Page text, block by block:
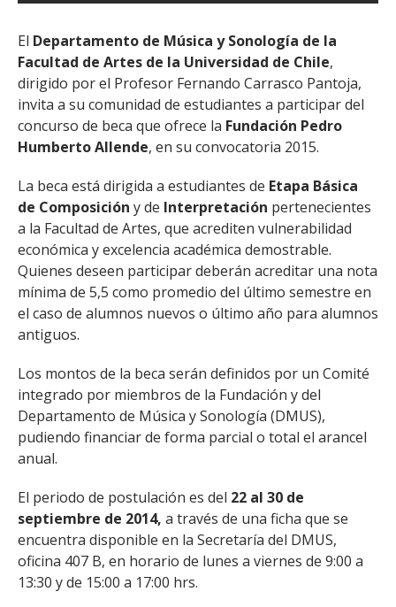
El Departamento de Música y Sonología de la
Facultad de Artes de la Universidad de Chile,
dirigido por el Profesor Fernando Carrasco Pantoja,
invita a su comunidad de estudiantes a participar del
concurso de beca que ofrece la Fundación Pedro
Humberto Allende, en su convocatoria 2015.
La beca está dirigida a estudiantes de Etapa Básica
de Composición y de Interpretación pertenecientes
a la Facultad de Artes, que acrediten vulnerabilidad
económica y excelencia académica demostrable.
Quienes deseen participar deberán acreditar una nota
mínima de 5,5 como promedio del último semestre en
el caso de alumnos nuevos o último año para alumnos
antiguos.
Los montos de la beca serán definidos por un Comité
integrado por miembros de la Fundación y del
Departamento de Música y Sonología (DMUS),
pudiendo financiar de forma parcial o total el arancel
anual.
El periodo de postulación es del 22 al 30 de
septiembre de 2014, a través de una ficha que se
encuentra disponible en la Secretaría del DMUS,
oficina 407 B, en horario de lunes a viernes de 9:00 a
13:30 y de 15:00 a 17:00 hrs.